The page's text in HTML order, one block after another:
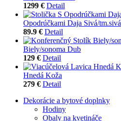
1299 € Detail
Opodrúčkami Daja Sivá/tm.sivá
89.9 € Detail
Biely/sonoma Dub
129 € Detail
Hnedá Koža
279 € Detail
Dekorácie a bytové doplnky
Hodiny
Obaly na kvetináče